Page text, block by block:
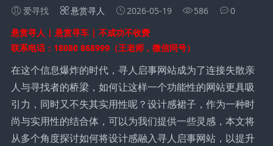
爱寻找 悬赏寻人 2026-05-19 586
0
悬赏寻人 | 悬赏寻车 | 不成功不收费
联系电话：18080 868999（王老师，微信同号）
在这个信息爆炸的时代，寻人启事网站成为了连接失散亲
人与寻找者的桥梁，如何让这样一个功能性的网站更具吸
引力，同时又不失其实用性呢？设计感裙子，作为一种时
尚与实用性的结合体，可以为我们提供一些灵感，本文将
从多个角度探讨如何将设计感融入寻人启事网站，以提升